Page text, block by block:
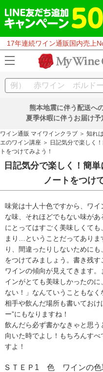
17年連続ワイン通販国内売上
熊本地震に伴う配送へ
夏季休暇に伴うお届け
ワイン通販 マイワインクラブ ＞ 知れ
エのワイン講座 ＞ 日記気分で楽しく
トをつけてみよう！
日記気分で楽しく！簡
ノートをつけ
味覚は十人十色ですから、ワイ
な味、それほどでもない味が
にとってはすごく美味しくて
まり…ということだってありま
り、間違ったりしないために
をつけてみましょう。書き残
ワインの傾向が見えてきます
インがとても美味しかったの
ない！」なんていうこともな
相手や飲んだ場所も書いておけ
ー”にもなりますね！
飲んだら必ず書かなきゃと思
向いた時でよし！もちろんす
すよ！
ＳＴＥＰ1 色 ワインの色